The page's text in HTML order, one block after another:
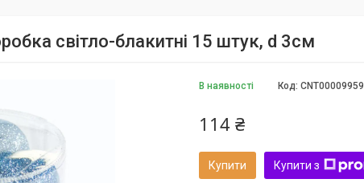
світло-блакитні 15 штук, d 3см
В наявності Код: CNT00009959
114 ₴
Купити Купити з